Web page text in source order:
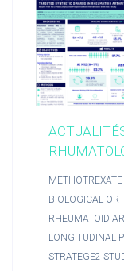
BIOLOGICAL OR
RHEUMATOID
LONGITUDINAL
STRATEGE2